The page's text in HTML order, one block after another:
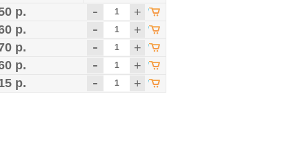
р. - +
р. - +
р. - +
р. - +
р. - +